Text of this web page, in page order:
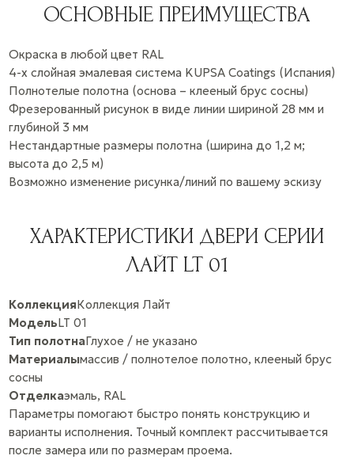
ОСНОВНЫЕ ПРЕИМУЩЕСТВА
Окраска в любой цвет RAL
4-х слойная эмалевая система KUPSA Coatings (Испания)
Полнотелые полотна (основа – клееный брус сосны)
Фрезерованный рисунок в виде линии шириной 28 мм и
глубиной 3 мм
Нестандартные размеры полотна (ширина до 1,2 м;
высота до 2,5 м)
Возможно изменение рисунка/линий по вашему эскизу
ХАРАКТЕРИСТИКИ ДВЕРИ СЕРИИ
ЛАЙТ LT 01
КоллекцияКоллекция Лайт
МодельLT 01
Тип полотнаГлухое / не указано
Материалымассив / полнотелое полотно, клееный брус
сосны
Отделкаэмаль, RAL
Параметры помогают быстро понять конструкцию и
варианты исполнения. Точный комплект рассчитывается
после замера или по размерам проема.